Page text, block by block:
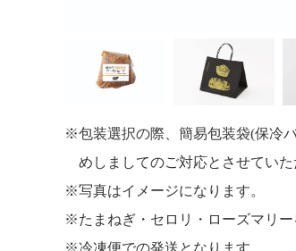
包装選択の際、簡易包装袋(保冷
めしましてのご対応とさせてい
写真はイメージになります。
たまねぎ・セロリ・ローズマリー